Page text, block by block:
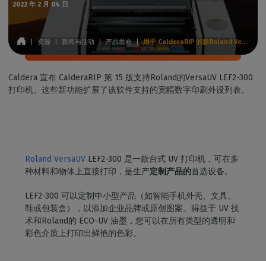
2022 年 2 月 04 日
资源 新闻与活动 产品发布 | 用于 CalderaRIP 的新Roland VersaUV LEF2-300driver
Caldera 宣布 CalderaRIP 第 15 版支持Roland的VersaUV LEF2-300
打印机。这些新功能扩展了该软件支持的宽幅数字印刷外设列表。
Roland VersaUV LEF2-300 是一款台式 UV 打印机，可在多
种材料和物体上直接打印，是生产定制产品的首选设备。
LEF2-300 可以定制中小型产品（如智能手机外壳、文具、
鞋或包装盒），以添加企业品牌或原创图案。得益于 UV 技
术和Roland的 ECO-UV 油墨，您可以在所有类型的透明和
彩色介质上打印出鲜艳的色彩。